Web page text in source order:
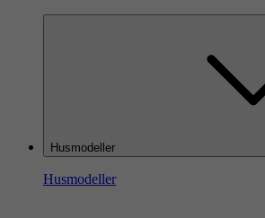
Husmodeller
Husmodeller